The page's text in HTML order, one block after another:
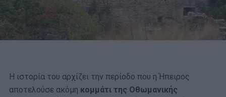
Η ιστορία του αρχίζει την περίοδο που η Ήπειρος
αποτελούσε ακόμη κομμάτι της Οθωμανικής